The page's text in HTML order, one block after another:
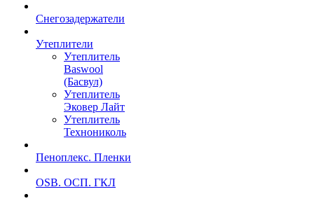
Снегозадержатели
Утеплители
Утеплитель
Baswool
(Басвул)
Утеплитель
Эковер Лайт
Утеплитель
Технониколь
Пеноплекс. Пленки
OSB. ОСП. ГКЛ